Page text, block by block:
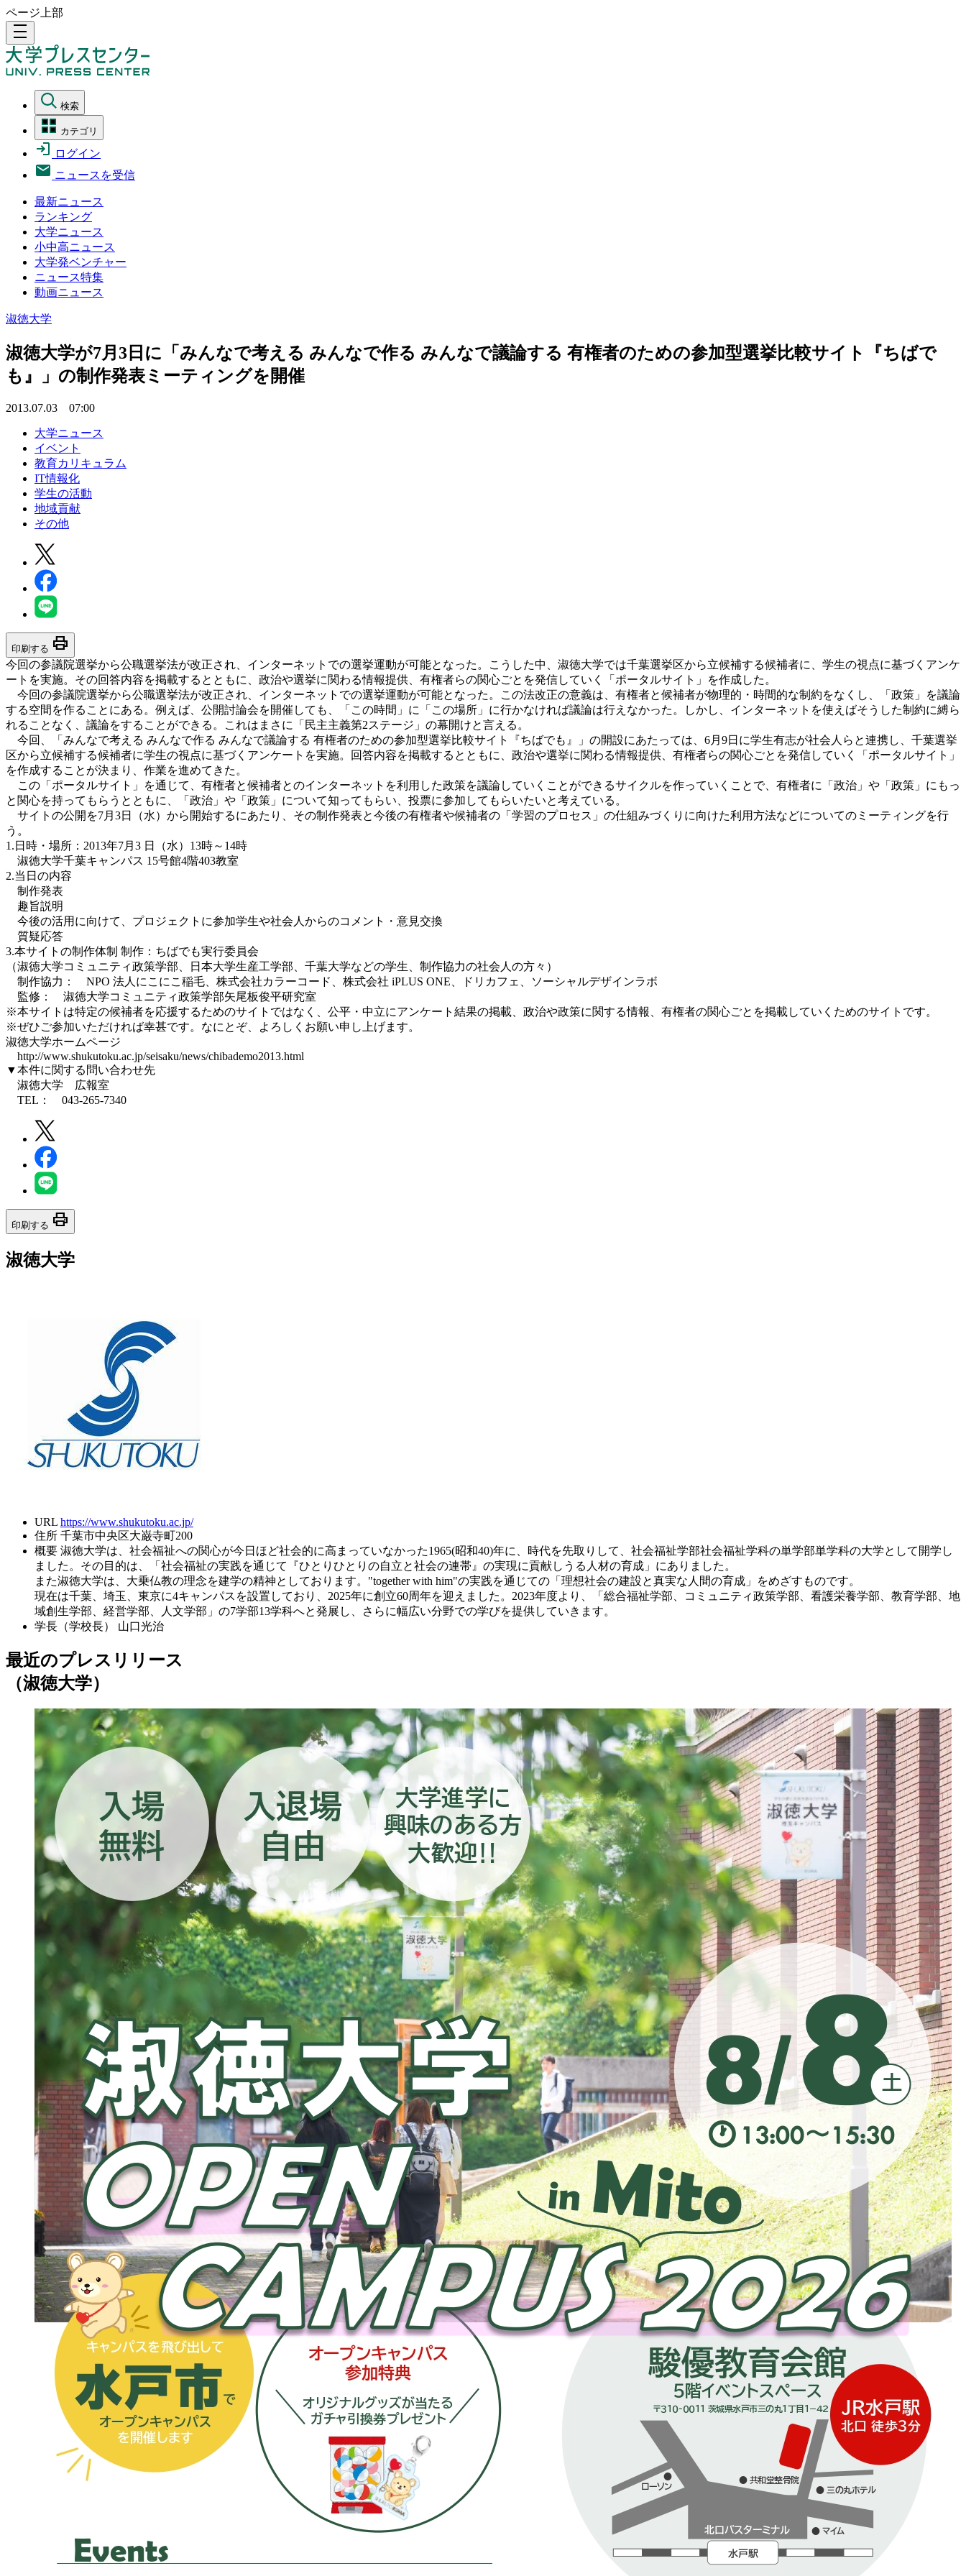
ページ上部
density_medium
検索
カテゴリ
ログイン
ニュースを受信
最新ニュース
ランキング
大学ニュース
小中高ニュース
大学発ベンチャー
ニュース特集
動画ニュース
淑徳大学
淑徳大学が7月3日に「みんなで考える みんなで作る みんなで議論する 有権者のための参加型選挙比較サイト『ちばで
も』」の制作発表ミーティングを開催
2013.07.03 07:00
大学ニュース
イベント
教育カリキュラム
IT情報化
学生の活動
地域貢献
その他
印刷する print
今回の参議院選挙から公職選挙法が改正され、インターネットでの選挙運動が可能となった。こうした中、淑徳大学では千葉選挙区から立候補する候補者に、学生の視点に基づくアンケ
ートを実施。その回答内容を掲載するとともに、政治や選挙に関わる情報提供、有権者らの関心ごとを発信していく「ポータルサイト」を作成した。
今回の参議院選挙から公職選挙法が改正され、インターネットでの選挙運動が可能となった。この法改正の意義は、有権者と候補者が物理的・時間的な制約をなくし、「政策」を議論
する空間を作ることにある。例えば、公開討論会を開催しても、「この時間」に「この場所」に行かなければ議論は行えなかった。しかし、インターネットを使えばそうした制約に縛ら
れることなく、議論をすることができる。これはまさに「民主主義第2ステージ」の幕開けと言える。
今回、「みんなで考える みんなで作る みんなで議論する 有権者のための参加型選挙比較サイト『ちばでも』」の開設にあたっては、6月9日に学生有志が社会人らと連携し、千葉選挙
区から立候補する候補者に学生の視点に基づくアンケートを実施。回答内容を掲載するとともに、政治や選挙に関わる情報提供、有権者らの関心ごとを発信していく「ポータルサイト」
を作成することが決まり、作業を進めてきた。
この「ポータルサイト」を通じて、有権者と候補者とのインターネットを利用した政策を議論していくことができるサイクルを作っていくことで、有権者に「政治」や「政策」にもっ
と関心を持ってもらうとともに、「政治」や「政策」について知ってもらい、投票に参加してもらいたいと考えている。
サイトの公開を7月3日（水）から開始するにあたり、その制作発表と今後の有権者や候補者の「学習のプロセス」の仕組みづくりに向けた利用方法などについてのミーティングを行
う。
1.日時・場所：2013年7月3 日（水）13時～14時
淑徳大学千葉キャンパス 15号館4階403教室
2.当日の内容
制作発表
趣旨説明
今後の活用に向けて、プロジェクトに参加学生や社会人からのコメント・意見交換
質疑応答
3.本サイトの制作体制 制作：ちばでも実行委員会
（淑徳大学コミュニティ政策学部、日本大学生産工学部、千葉大学などの学生、制作協力の社会人の方々）
制作協力： NPO 法人にこにこ稲毛、株式会社カラーコード、株式会社 iPLUS ONE、ドリカフェ、ソーシャルデザインラボ
監修： 淑徳大学コミュニティ政策学部矢尾板俊平研究室
※本サイトは特定の候補者を応援するためのサイトではなく、公平・中立にアンケート結果の掲載、政治や政策に関する情報、有権者の関心ごとを掲載していくためのサイトです。
※ぜひご参加いただければ幸甚です。なにとぞ、よろしくお願い申し上げます。
淑徳大学ホームページ
http://www.shukutoku.ac.jp/seisaku/news/chibademo2013.html
▼本件に関する問い合わせ先
淑徳大学 広報室
TEL： 043-265-7340
印刷する print
淑徳大学
URL https://www.shukutoku.ac.jp/
住所 千葉市中央区大巌寺町200
概要 淑徳大学は、社会福祉への関心が今日ほど社会的に高まっていなかった1965(昭和40)年に、時代を先取りして、社会福祉学部社会福祉学科の単学部単学科の大学として開学し
ました。その目的は、「社会福祉の実践を通じて『ひとりひとりの自立と社会の連帯』の実現に貢献しうる人材の育成」にありました。
また淑徳大学は、大乗仏教の理念を建学の精神としております。"together with him"の実践を通じての「理想社会の建設と真実な人間の育成」をめざすものです。
現在は千葉、埼玉、東京に4キャンパスを設置しており、2025年に創立60周年を迎えました。2023年度より、「総合福祉学部、コミュニティ政策学部、看護栄養学部、教育学部、地
域創生学部、経営学部、人文学部」の7学部13学科へと発展し、さらに幅広い分野での学びを提供していきます。
学長（学校長）
山口光治
最近のプレスリリース
（淑徳大学）